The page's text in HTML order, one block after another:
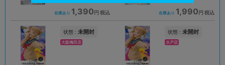
在庫あり 1,390 円 税込 在庫あり 1,990 円 税込
状態 : 未開封
大阪梅田店
状態 : 未開封
水戸店